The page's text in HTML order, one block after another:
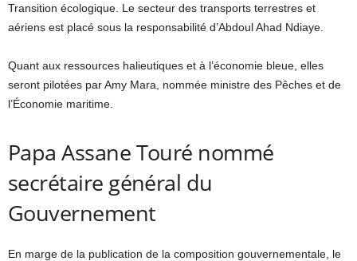
Transition écologique. Le secteur des transports terrestres et
aériens est placé sous la responsabilité d’Abdoul Ahad Ndiaye.
Quant aux ressources halieutiques et à l’économie bleue, elles
seront pilotées par Amy Mara, nommée ministre des Pêches et de
l’Économie maritime.
Papa Assane Touré nommé
secrétaire général du
Gouvernement
En marge de la publication de la composition gouvernementale, le